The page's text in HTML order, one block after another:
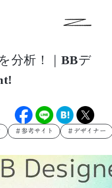
分析！｜BBデ
＃参考サイト ＃デザイナー